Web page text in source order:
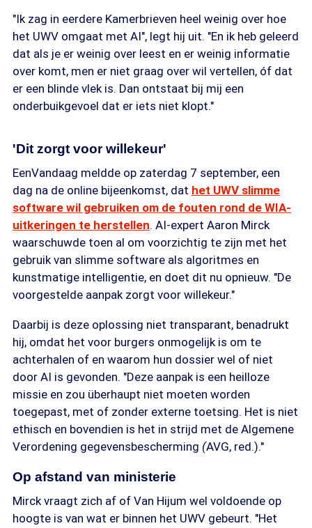
"Ik zag in eerdere Kamerbrieven heel weinig over hoe
het UWV omgaat met AI", legt hij uit. "En ik heb geleerd
dat als je er weinig over leest en er weinig informatie
over komt, men er niet graag over wil vertellen, óf dat
er een blinde vlek is. Dan ontstaat bij mij een
onderbuikgevoel dat er iets niet klopt."
'Dit zorgt voor willekeur'
EenVandaag meldde op zaterdag 7 september, een
dag na de online bijeenkomst, dat het UWV slimme
software wil gebruiken om de fouten rond de WIA-
uitkeringen te herstellen. AI-expert Aaron Mirck
waarschuwde toen al om voorzichtig te zijn met het
gebruik van slimme software als algoritmes en
kunstmatige intelligentie, en doet dit nu opnieuw. "De
voorgestelde aanpak zorgt voor willekeur."
Daarbij is deze oplossing niet transparant, benadrukt
hij, omdat het voor burgers onmogelijk is om te
achterhalen of en waarom hun dossier wel of niet
door AI is gevonden. "Deze aanpak is een heilloze
missie en zou überhaupt niet moeten worden
toegepast, met of zonder externe toetsing. Het is niet
ethisch en bovendien is het in strijd met de Algemene
Verordening gegevensbescherming (AVG, red.)."
Op afstand van ministerie
Mirck vraagt zich af of Van Hijum wel voldoende op
hoogte is van wat er binnen het UWV gebeurt. "Het